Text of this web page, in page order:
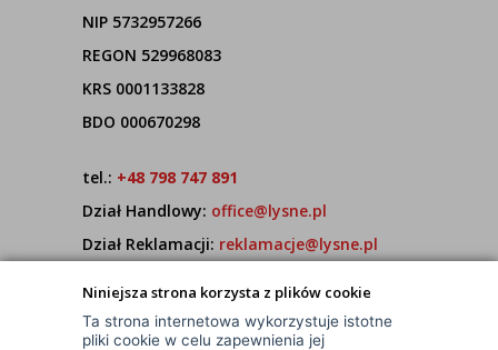
Niniejsza strona korzysta z plików cookie
Ta strona internetowa wykorzystuje istotne
pliki cookie w celu zapewnienia jej
NIP 5732957266
REGON 529968083
KRS 0001133828
BDO 000670298
tel.: +48 798 747 891
Dział Handlowy: office@lysne.pl
Dział Reklamacji: reklamacje@lysne.pl
7:00 - 15:00